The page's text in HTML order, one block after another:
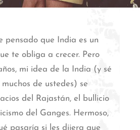
pensado que India es un
te obliga a crecer. Pero
mi idea de la India (y sé
de ustedes) se
del Rajastán, el bullicio
del Ganges. Hermoso,
pasaría si les dijera que